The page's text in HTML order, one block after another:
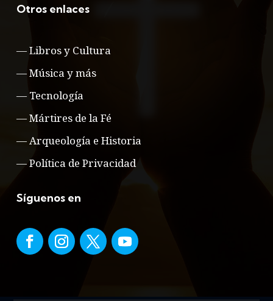
Otros enlaces
—Libros y Cultura
—Música y más
— Tecnología
—Mártires de la Fé
— Arqueología e Historia
—Política de Privacidad
Síguenos en